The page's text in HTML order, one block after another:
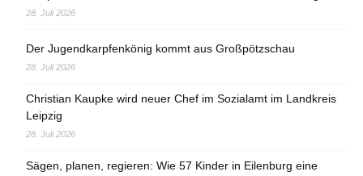
28. Juli 2026
Der Jugendkarpfenkönig kommt aus Großpötzschau
28. Juli 2026
Christian Kaupke wird neuer Chef im Sozialamt im Landkreis
Leipzig
28. Juli 2026
Sägen, planen, regieren: Wie 57 Kinder in Eilenburg eine